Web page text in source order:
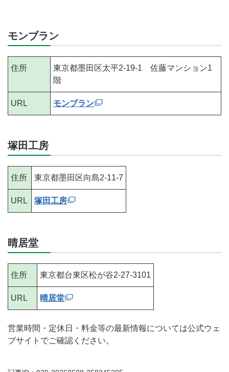
モンブラン
住所
東京都墨田区太平2-19-1 佐藤マンション1
階
URL モンブラン
塚田工房
住所 東京都墨田区向島2-11-7
URL 塚田工房
晴居堂
住所 東京都台東区松が谷2-27-3101
URL 晴居堂
営業時間・定休日・料金等の最新情報については公式ウェ
ブサイトでご確認ください。